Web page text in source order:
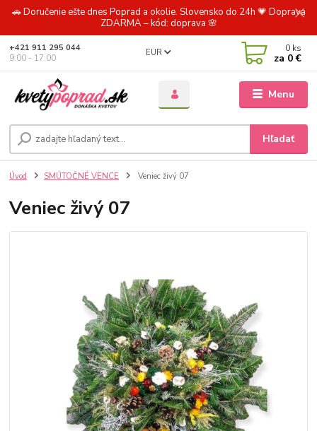
🚗 Doručenie ešte dnes Poprad a okolie. Slovensko do 24h 💗 Doprava
ZDARMA – kód: doprava 🌸
Menu
EUR
Hľadať
+421 911 295 044
9:00 - 17:00
0 ks
za 0 €
Úvod SMÚTOČNÉ VENCE Veniec živý 07
Veniec živý 07